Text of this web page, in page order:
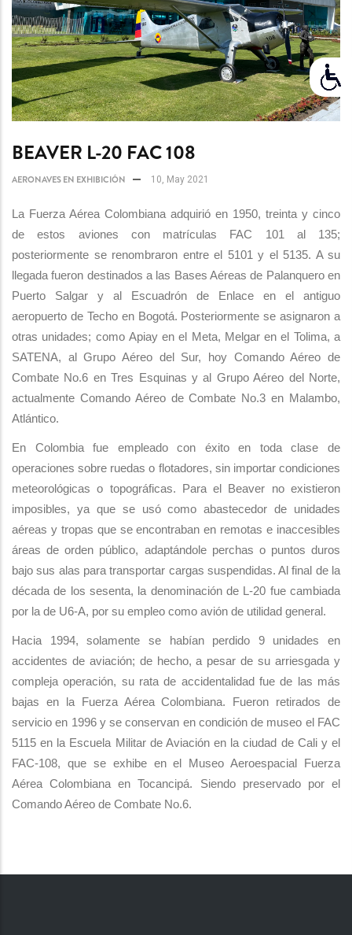
BEAVER L-20 FAC 108
AERONAVES EN EXHIBICIÓN 10, May 2021
La Fuerza Aérea Colombiana adquirió en 1950, treinta y cinco
de estos aviones con matrículas FAC 101 al 135;
posteriormente se renombraron entre el 5101 y el 5135. A su
llegada fueron destinados a las Bases Aéreas de Palanquero en
Puerto Salgar y al Escuadrón de Enlace en el antiguo
aeropuerto de Techo en Bogotá. Posteriormente se asignaron a
otras unidades; como Apiay en el Meta, Melgar en el Tolima, a
SATENA, al Grupo Aéreo del Sur, hoy Comando Aéreo de
Combate No.6 en Tres Esquinas y al Grupo Aéreo del Norte,
actualmente Comando Aéreo de Combate No.3 en Malambo,
Atlántico.
En Colombia fue empleado con éxito en toda clase de
operaciones sobre ruedas o flotadores, sin importar condiciones
meteorológicas o topográficas. Para el Beaver no existieron
imposibles, ya que se usó como abastecedor de unidades
aéreas y tropas que se encontraban en remotas e inaccesibles
áreas de orden público, adaptándole perchas o puntos duros
bajo sus alas para transportar cargas suspendidas. Al final de la
década de los sesenta, la denominación de L-20 fue cambiada
por la de U6-A, por su empleo como avión de utilidad general.
Hacia 1994, solamente se habían perdido 9 unidades en
accidentes de aviación; de hecho, a pesar de su arriesgada y
compleja operación, su rata de accidentalidad fue de las más
bajas en la Fuerza Aérea Colombiana. Fueron retirados de
servicio en 1996 y se conservan en condición de museo el FAC
5115 en la Escuela Militar de Aviación en la ciudad de Cali y el
FAC-108, que se exhibe en el Museo Aeroespacial Fuerza
Aérea Colombiana en Tocancipá. Siendo preservado por el
Comando Aéreo de Combate No.6.